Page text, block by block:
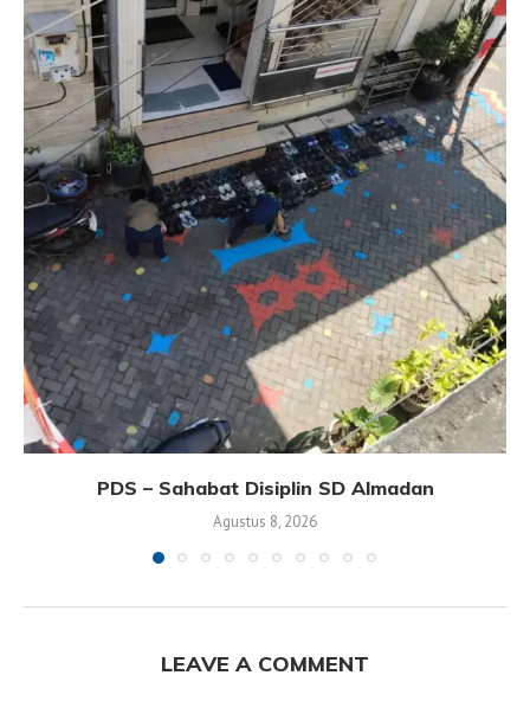
PDS – Sahabat Disiplin SD Almadan
Agustus 8, 2026
LEAVE A COMMENT